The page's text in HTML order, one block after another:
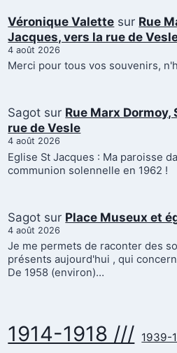
Véronique Valette sur Rue
Jacques, vers la rue de
4 août 2026
Merci pour tous vos souvenirs,
Sagot sur Rue Marx
rue de Vesle
4 août 2026
Eglise St Jacques : Ma paroisse
communion solennelle en 1962 !
Sagot sur Place Museux et
4 août 2026
Je me permets de raconter des
présents aujourd'hui , qui
De 1958 (environ)…
1914-1918 /// 1939-